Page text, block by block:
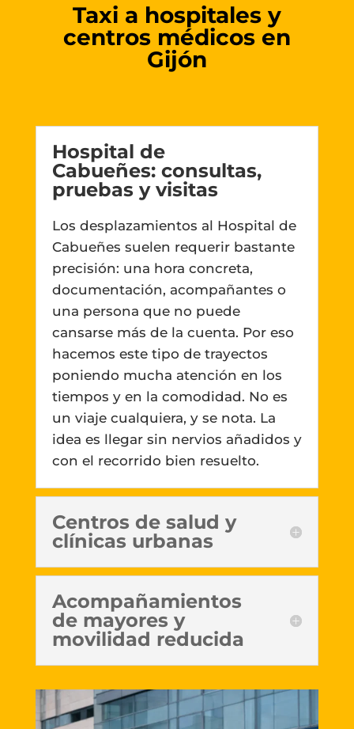
Taxi a hospitales y
centros médicos en
Gijón
Hospital de
Cabueñes: consultas,
pruebas y visitas
Los desplazamientos al Hospital de
Cabueñes suelen requerir bastante
precisión: una hora concreta,
documentación, acompañantes o
una persona que no puede
cansarse más de la cuenta. Por eso
hacemos este tipo de trayectos
poniendo mucha atención en los
tiempos y en la comodidad. No es
un viaje cualquiera, y se nota. La
idea es llegar sin nervios añadidos y
con el recorrido bien resuelto.
Centros de salud y
clínicas urbanas
Acompañamientos
de mayores y
movilidad reducida